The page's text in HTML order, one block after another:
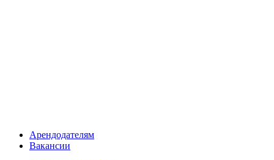
Арендодателям
Вакансии